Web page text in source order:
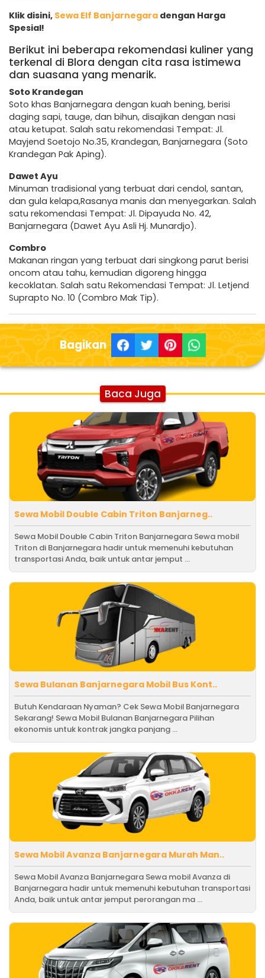
Klik disini, Sewa Elf Banjarnegara dengan Harga
Spesial!
Berikut ini beberapa rekomendasi kuliner yang
terkenal di Blora dengan cita rasa istimewa
dan suasana yang menarik.
Soto Krandegan
Soto khas Banjarnegara dengan kuah bening, berisi
daging sapi, tauge, dan bihun, disajikan dengan nasi
atau ketupat. Salah satu rekomendasi Tempat: Jl.
Mayjend Soetojo No.35, Krandegan, Banjarnegara (Soto
Krandegan Pak Aping).
Dawet Ayu
Minuman tradisional yang terbuat dari cendol, santan,
dan gula kelapa,Rasanya manis dan menyegarkan. Salah
satu rekomendasi Tempat: Jl. Dipayuda No. 42,
Banjarnegara (Dawet Ayu Asli Hj. Munardjo).
Combro
Makanan ringan yang terbuat dari singkong parut berisi
oncom atau tahu, kemudian digoreng hingga
kecoklatan. Salah satu Rekomendasi Tempat: Jl. Letjend
Suprapto No. 10 (Combro Mak Tip).
Bagikan
Baca Juga
Sewa Mobil Double Cabin Triton Banjarneg..
Sewa Mobil Double Cabin Triton Banjarnegara Sewa mobil
Triton di Banjarnegara hadir untuk memenuhi kebutuhan
transportasi Anda, baik untuk antar jemput ...
Sewa Bulanan Banjarnegara Mobil Bus Kont..
Butuh Kendaraan Nyaman? Cek Sewa Mobil Banjarnegara
Sekarang! Sewa Mobil Bulanan Banjarnegara Pilihan
ekonomis untuk kontrak jangka panjang ...
Sewa Mobil Avanza Banjarnegara Murah Man..
Sewa Mobil Avanza Banjarnegara Sewa mobil Avanza di
Banjarnegara hadir untuk memenuhi kebutuhan transportasi
Anda, baik untuk antar jemput perorangan ma ...